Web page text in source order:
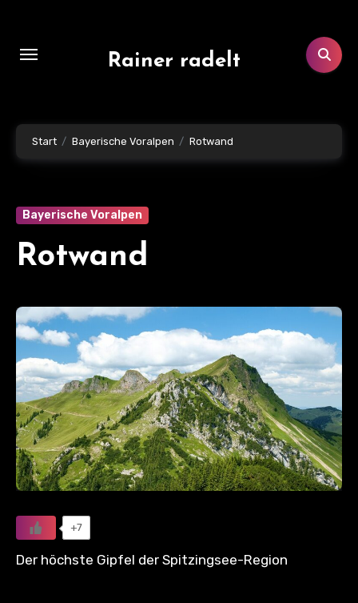
springen
Rainer radelt
Start Bayerische Voralpen Rotwand
Bayerische Voralpen
Rotwand
+7
Der höchste Gipfel der Spitzingsee-Region